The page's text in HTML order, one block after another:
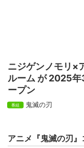
ニジゲンノモリ×
ルーム が 2025
ープン
鬼滅の刃
アニメ『鬼滅の刃